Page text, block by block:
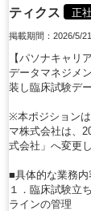
ティクス
正
掲載期間：2026/5/
【パソナキャリ
データマネジメ
装し臨床試験デ
※本ポジション
マ株式会社は、
式会社」へ変更
■具体的な業務内
１．臨床試験立
ラインの管理